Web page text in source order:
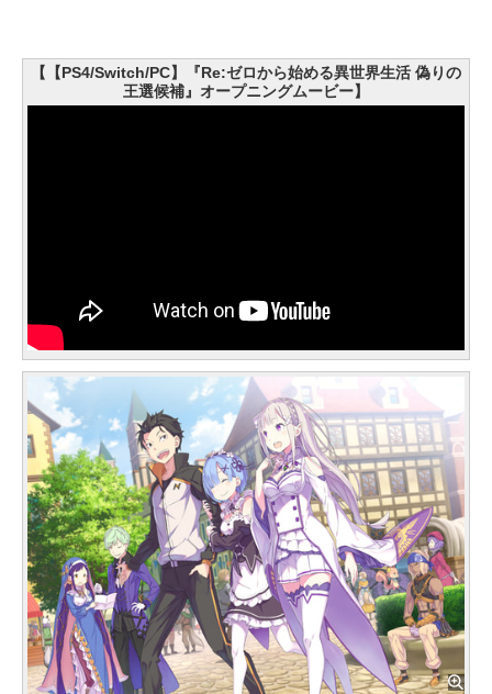
【【PS4/Switch/PC】『Re:ゼロから始める異世界生活 偽りの
王選候補』オープニングムービー】